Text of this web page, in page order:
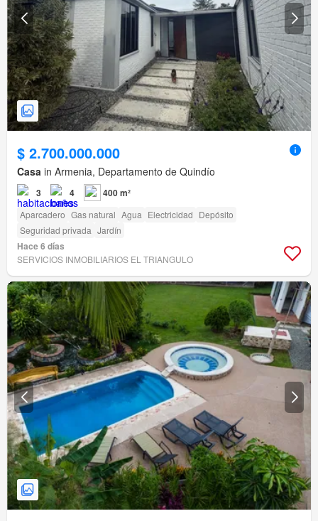
$ 2.700.000.000
Casa in Armenia, Departamento de Quindío
3 4 400 m²
Aparcadero Gas natural Agua Electricidad Depósito
Seguridad privada Jardín
Hace 6 días
SERVICIOS INMOBILIARIOS EL TRIANGULO